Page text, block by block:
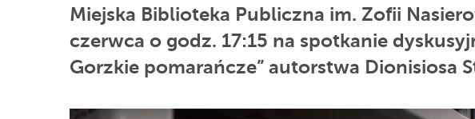
Miejska Biblioteka Publiczna im. Zofii
czerwca o godz. 17:15 na spotkanie
Gorzkie pomarańcze” autorstwa Dionisiosa